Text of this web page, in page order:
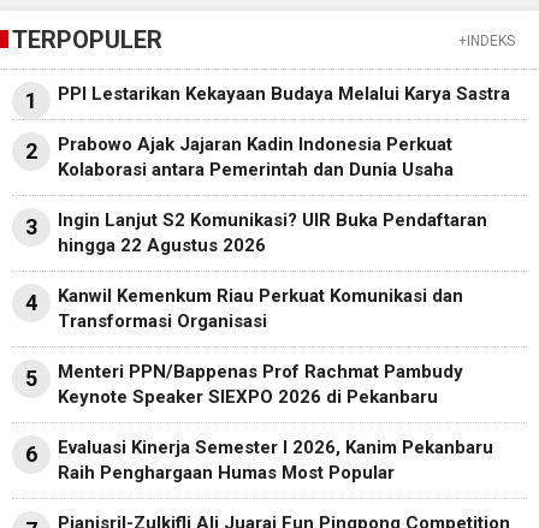
TERPOPULER +INDEKS
1 PPI Lestarikan Kekayaan Budaya Melalui Karya Sastra
2
Prabowo Ajak Jajaran Kadin Indonesia Perkuat
Kolaborasi antara Pemerintah dan Dunia Usaha
3
Ingin Lanjut S2 Komunikasi? UIR Buka Pendaftaran
hingga 22 Agustus 2026
4
Kanwil Kemenkum Riau Perkuat Komunikasi dan
Transformasi Organisasi
5
Menteri PPN/Bappenas Prof Rachmat Pambudy
Keynote Speaker SIEXPO 2026 di Pekanbaru
6
Evaluasi Kinerja Semester I 2026, Kanim Pekanbaru
Raih Penghargaan Humas Most Popular
Pianisril-Zulkifli Ali Juarai Fun Pingpong Competition